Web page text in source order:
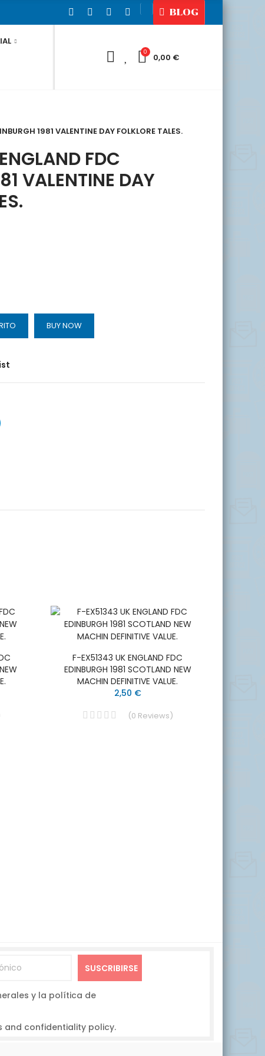
BLOG
0 0,00 €
1981 VALENTINE DAY FOLKLORE TALES.
FDC
VALENTINE DAY
BUY NOW
F-EX51343 UK ENGLAND FDC
EDINBURGH 1981 SCOTLAND NEW
MACHIN DEFINITIVE VALUE.
2,50 €
(0 Reviews)
SUSCRIBIRSE
y la política de
and confidentiality policy.